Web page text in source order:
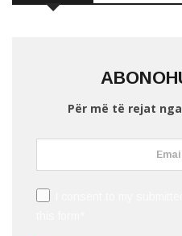
Për më të rejat